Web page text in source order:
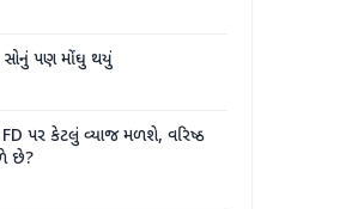
સોનું પણ મોંઘુ થયું
FD પર કેટલું વ્યાજ મળશે, વરિષ્ઠ
છે?